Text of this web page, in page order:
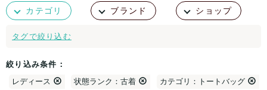
カテゴリ ブランド ショップ
タグで絞り込む
絞り込み条件：
レディース 状態ランク：古着 カテゴリ：トートバッグ